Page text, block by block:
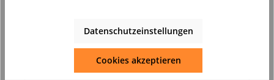
Produktgalerie überspringen
Artikelzubehör
Datenschutzeinstellungen
Cookies akzeptieren